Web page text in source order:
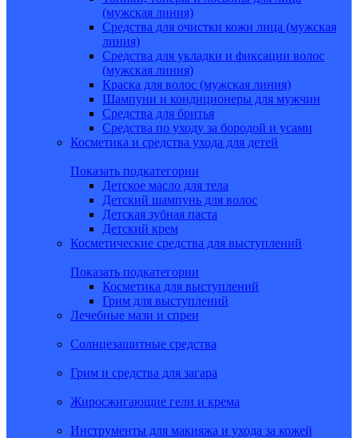
(мужская линия)
Средства для очистки кожи лица (мужская
линия)
Средства для укладки и фиксации волос
(мужская линия)
Краска для волос (мужская линия)
Шампуни и кондиционеры для мужчин
Средства для бритья
Средства по уходу за бородой и усами
Косметика и средства ухода для детей
Показать подкатегории
Детское масло для тела
Детский шампунь для волос
Детская зубная паста
Детский крем
Косметические средства для выступлений
Показать подкатегории
Косметика для выступлений
Грим для выступлений
Лечебные мази и спреи
Солнцезащитные средства
Грим и средства для загара
Жиросжигающие гели и крема
Инструменты для макияжа и ухода за кожей